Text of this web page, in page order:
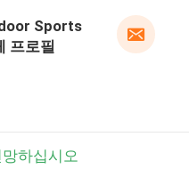
Sports
프로필
하십시오